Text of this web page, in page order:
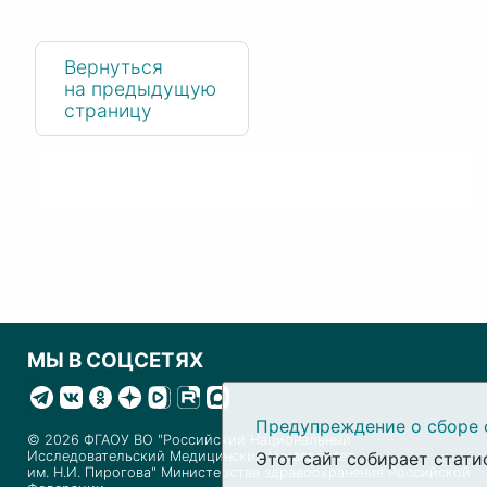
Вернуться
на предыдущую
страницу
МЫ В СОЦСЕТЯХ
© 2026 ФГАОУ ВО "Российский Национальный
Исследовательский Медицинский Университет
им. Н.И. Пирогова" Министерства здравоохранения Российской
Предупреждение о сборе
Этот сайт собирает